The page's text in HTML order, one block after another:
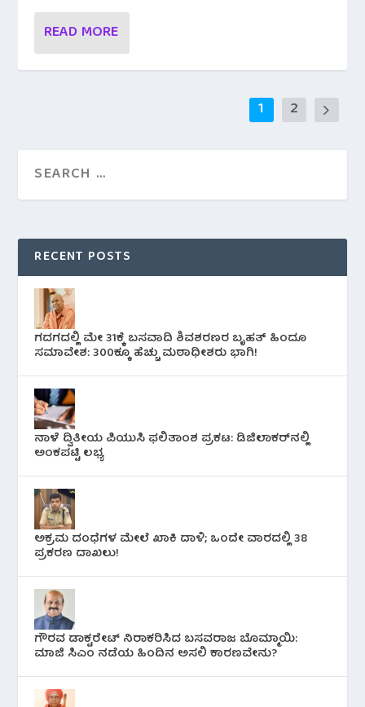
READ MORE
1 2
RECENT POSTS
ಗದಗದಲ್ಲಿ ಮೇ 31ಕ್ಕೆ ಬಸವಾದಿ ಶಿವಶರಣರ ಬೃಹತ್ ಹಿಂದೂ
ಸಮಾವೇಶ: 300ಕ್ಕೂ ಹೆಚ್ಚು ಮಠಾಧೀಶರು ಭಾಗಿ!
ನಾಳೆ ದ್ವಿತೀಯ ಪಿಯುಸಿ ಫಲಿತಾಂಶ ಪ್ರಕಟ: ಡಿಜಿಲಾಕರ್‌ನಲ್ಲಿ
ಅಂಕಪಟ್ಟಿ ಲಭ್ಯ
ಅಕ್ರಮ ದಂಧೆಗಳ ಮೇಲೆ ಖಾಕಿ ದಾಳಿ; ಒಂದೇ ವಾರದಲ್ಲಿ 38
ಪ್ರಕರಣ ದಾಖಲು!
ಗೌರವ ಡಾಕ್ಟರೇಟ್ ನಿರಾಕರಿಸಿದ ಬಸವರಾಜ ಬೊಮ್ಮಾಯಿ:
ಮಾಜಿ ಸಿಎಂ ನಡೆಯ ಹಿಂದಿನ ಅಸಲಿ ಕಾರಣವೇನು?